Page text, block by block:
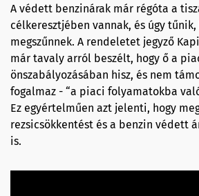
A védett benzinárak már régóta a
célkeresztjében vannak, és úgy
megszűnnek. A rendeletet jegyző
már tavaly arról beszélt, hogy ő a
önszabályozásában hisz, és nem
fogalmaz - “a piaci folyamatokba
Ez egyértelműen azt jelenti, hogy
rezsicsökkentést és a benzin védett
is.